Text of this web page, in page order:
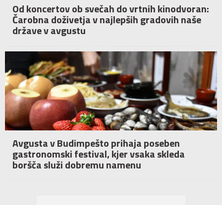
Od koncertov ob svečah do vrtnih kinodvoran:
Čarobna doživetja v najlepših gradovih naše
države v avgustu
Avgusta v Budimpešto prihaja poseben
gastronomski festival, kjer vsaka skleda
boršča služi dobremu namenu